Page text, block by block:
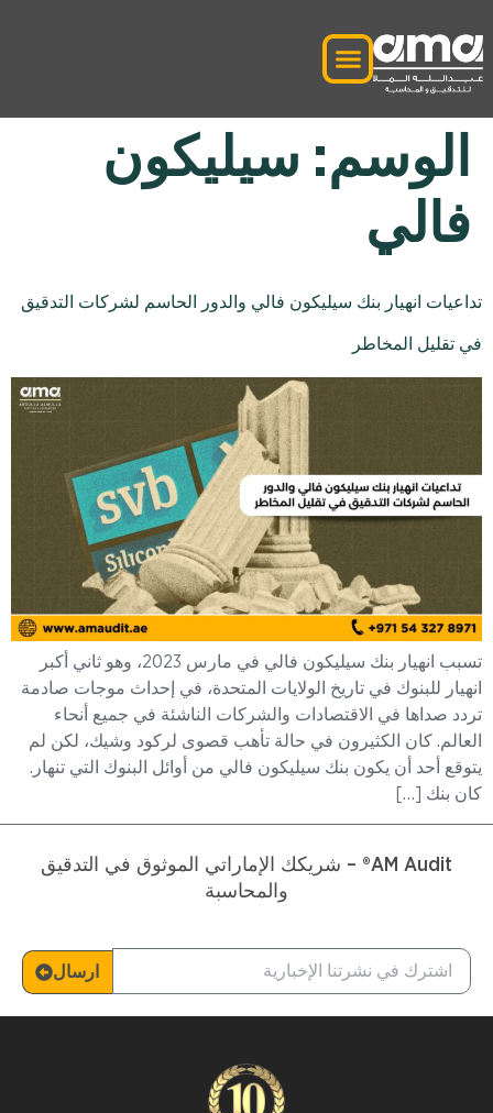
الوسم: سيليكون
فالي
تداعيات انهيار بنك سيليكون فالي والدور الحاسم لشركات التدقيق
في تقليل المخاطر
تسبب انهيار بنك سيليكون فالي في مارس 2023، وهو ثاني أكبر
انهيار للبنوك في تاريخ الولايات المتحدة، في إحداث موجات صادمة
تردد صداها في الاقتصادات والشركات الناشئة في جميع أنحاء
العالم. كان الكثيرون في حالة تأهب قصوى لركود وشيك، لكن لم
يتوقع أحد أن يكون بنك سيليكون فالي من أوائل البنوك التي تنهار.
كان بنك […]
AM Audit® – شريكك الإماراتي الموثوق في التدقيق
والمحاسبة
ارسال